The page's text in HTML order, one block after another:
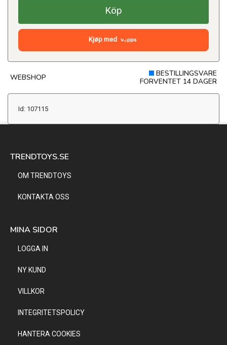
Köp
Kjøp med
WEBSHOP
BESTILLINGSVARE
FORVENTET 14 DAGER
Id: 107115
TRENDTOYS.SE
OM TRENDTOYS
KONTAKTA OSS
MINA SIDOR
LOGGA IN
NY KUND
VILLKOR
INTEGRITETSPOLICY
HANTERA COOKIES